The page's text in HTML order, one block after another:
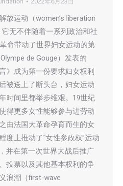
放运动（women’s liberation
无不伴随着一系列政治和社
命带动了世界妇女运动的第
de Gouge）发表的
》成为第一份要求妇女权利
被送上了断头台，妇女运动
时间里都举步维艰。19世纪
得更多女性能够参与进劳动
由法国大革命孕育而生的女
度上推动了“女性参政权”运动
并在第一次世界大战后推广
投票以及其他基本权利的争
浪潮（first-wave